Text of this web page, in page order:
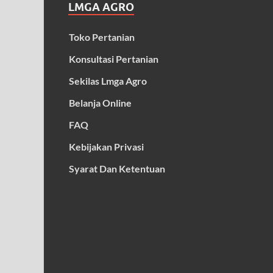
LMGA AGRO
Toko Pertanian
Konsultasi Pertanian
Sekilas Lmga Agro
Belanja Online
FAQ
Kebijakan Privasi
Syarat Dan Ketentuan